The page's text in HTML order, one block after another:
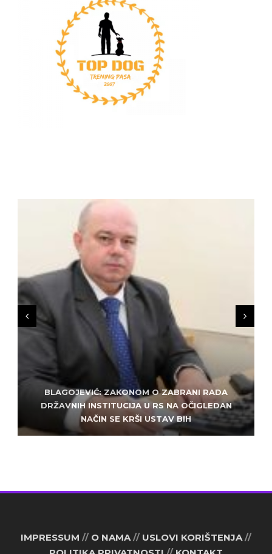
BLAGOJEVIĆ: ZAKONOM O ZABRANI RADA
DRŽAVNIH INSTITUCIJA U RS NA OČIGLEDAN
NAČIN SE KRŠI USTAV BIH
ZLATKO MILETIĆ: DODIK NEMA KUD OD
KRIMINALA, LJUDE IZ REPUBLIEK SRPSKE VUČE U
HAOS
SARAJEVO: ALEM MUDŽELET – ČOVJEK OD
POVJERENJA
IMPRESSUM // O NAMA // USLOVI KORIŠTENJA //